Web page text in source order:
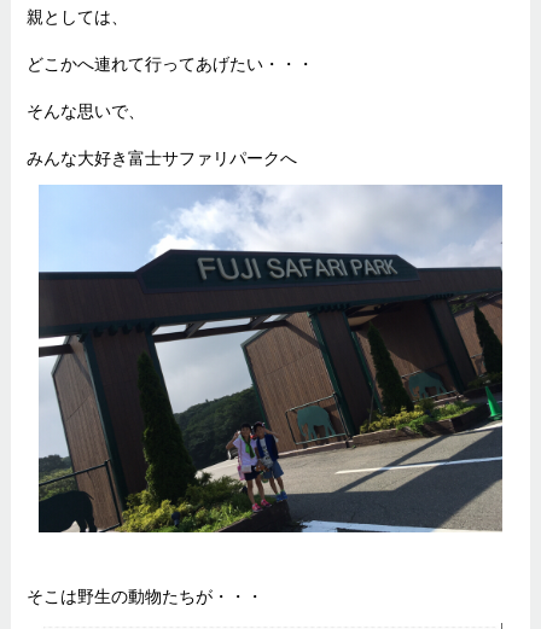
親としては、
どこかへ連れて行ってあげたい・・・
そんな思いで、
みんな大好き富士サファリパークへ
そこは野生の動物たちが・・・